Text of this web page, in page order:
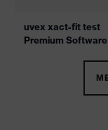
uvex xact-fit test
Premium Software